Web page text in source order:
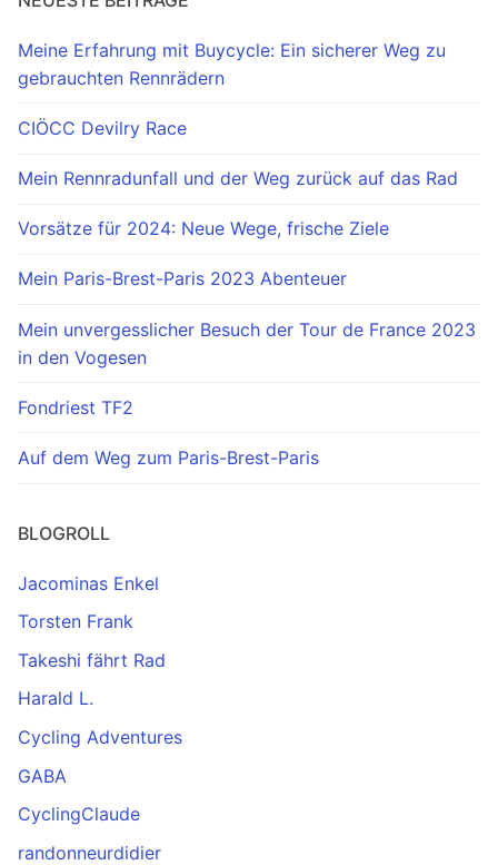
Meine Erfahrung mit Buycycle: Ein sicherer Weg zu
gebrauchten Rennrädern
CIÖCC Devilry Race
Mein Rennradunfall und der Weg zurück auf das Rad
Vorsätze für 2024: Neue Wege, frische Ziele
Mein Paris-Brest-Paris 2023 Abenteuer
Mein unvergesslicher Besuch der Tour de France 2023
in den Vogesen
Fondriest TF2
Auf dem Weg zum Paris-Brest-Paris
BLOGROLL
Jacominas Enkel
Torsten Frank
Takeshi fährt Rad
Harald L.
Cycling Adventures
GABA
CyclingClaude
randonneurdidier